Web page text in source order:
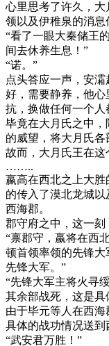
心里思考了许久，
领以及伊稚泉的消
“看了一眼大秦储王
间去休养生息！”
“诺。”
点头答应一声，安
好，需要静养，他
抗，换做任何一个人
毕竟在大月氏之中
的威望，将大月氏各
故而，大月氏王在这
……..
嬴高在西北之上大
的传入了漠北龙城以
西海郡。
郡守府之中，这一刻
“禀郡守，嬴将在西
顿首领率领的先锋
先锋大军。”
“先锋大军主将火寻
其余部战死，这是具
由于毕元等人在西
具体的战功情况送到
“武安君万胜！”